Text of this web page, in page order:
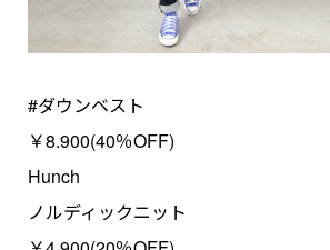
#ダウンベスト
￥8.900(40％OFF)
Hunch
ノルディックニット